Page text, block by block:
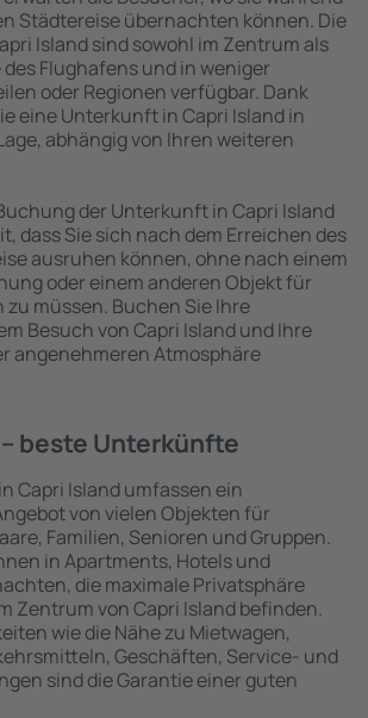
Städtereise übernachten können. Die
Island sind sowohl im Zentrum als
Flughafens und in weniger
oder Regionen verfügbar. Dank
eine Unterkunft in Capri Island in
abhängig von Ihren weiteren
der Unterkunft in Capri Island
dass Sie sich nach dem Erreichen des
ausruhen können, ohne nach einem
oder einem anderen Objekt für
zu müssen. Buchen Sie Ihre
Besuch von Capri Island und Ihre
angenehmeren Atmosphäre
beste Unterkünfte
Capri Island umfassen ein
von vielen Objekten für
Familien, Senioren und Gruppen.
in Apartments, Hotels und
die maximale Privatsphäre
Zentrum von Capri Island befinden.
wie die Nähe zu Mietwagen,
Geschäften, Service- und
sind die Garantie einer guten